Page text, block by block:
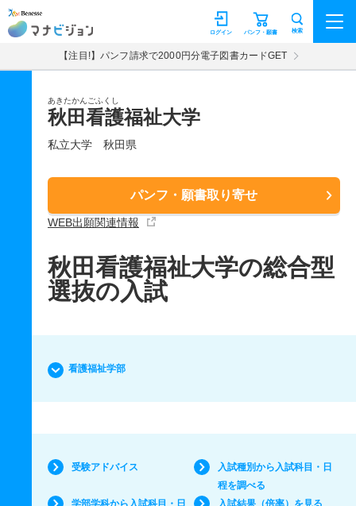
マナビジョン パンフ・願書
ログイン 検索
【注目!】パンフ請求で2000円分電子図書カードGET
あきたかんごふくし
秋田看護福祉大学
私立大学 秋田県
パンフ・願書取り寄せ
WEB出願関連情報
秋田看護福祉大学の総合型
選抜の入試
看護福祉学部
受験アドバイス
入試種別から入試科目・日
程を調べる
学部学科から入試科目・日
入試結果（倍率）を見る